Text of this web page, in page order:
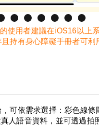
使用者建議在iOS16以上系
持有身心障礙手冊者可利
可依需求選擇：彩色線
人語音資料，並可透過